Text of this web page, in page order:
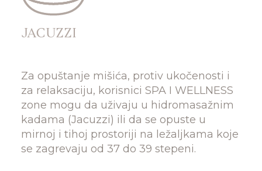
JACUZZI
Za opuštanje mišića, protiv ukočenosti i
za relaksaciju, korisnici SPA I WELLNESS
zone mogu da uživaju u hidromasažnim
kadama (Jacuzzi) ili da se opuste u
mirnoj i tihoj prostoriji na ležaljkama koje
se zagrevaju od 37 do 39 stepeni.